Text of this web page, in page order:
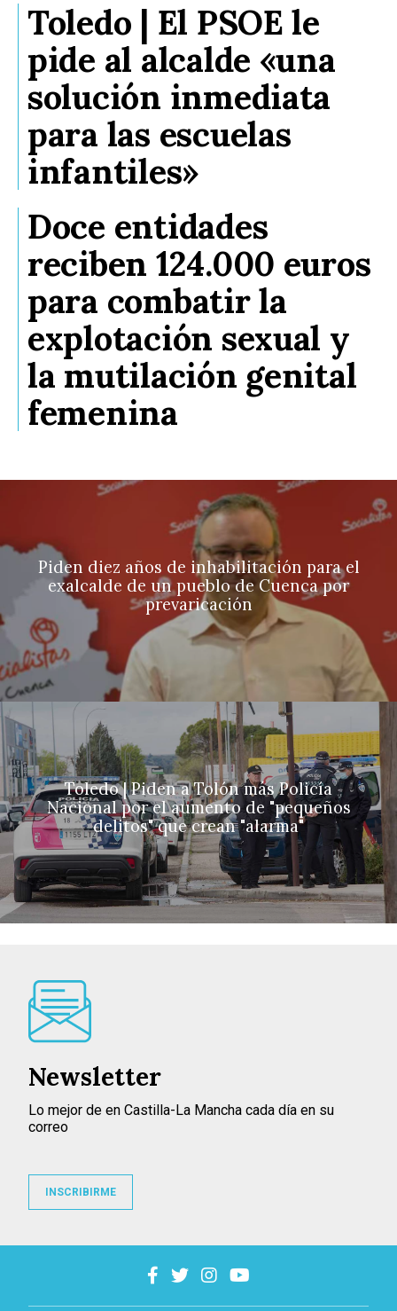
Toledo | El PSOE le
pide al alcalde «una
solución inmediata
para las escuelas
infantiles»
Doce entidades
reciben 124.000 euros
para combatir la
explotación sexual y
la mutilación genital
femenina
Piden diez años de inhabilitación para el
exalcalde de un pueblo de Cuenca por
prevaricación
Toledo | Piden a Tolón más Policía
Nacional por el aumento de "pequeños
delitos" que crean "alarma"
Newsletter
Lo mejor de en Castilla-La Mancha cada día en su
correo
INSCRIBIRME